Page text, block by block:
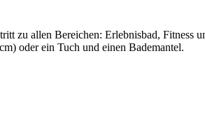
zu allen Bereichen: Erlebnisbad, Fitness
oder ein Tuch und einen Bademantel.